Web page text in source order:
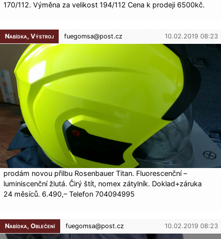
170/112. Výměna za velikost 194/112 Cena k prodeji 6500kč.
Nabídka, Výstroj fuegomsa@post.cz 10.02.2019 08:23
prodám novou přilbu Rosenbauer Titan. Fluorescenční –
luminiscenční žlutá. Čirý štít, nomex zátylník. Doklad+záruka
24 měsíců. 6.490,– Telefon 704094995
Nabídka, Oblečení fuegomsa@post.cz 10.02.2019 08:23